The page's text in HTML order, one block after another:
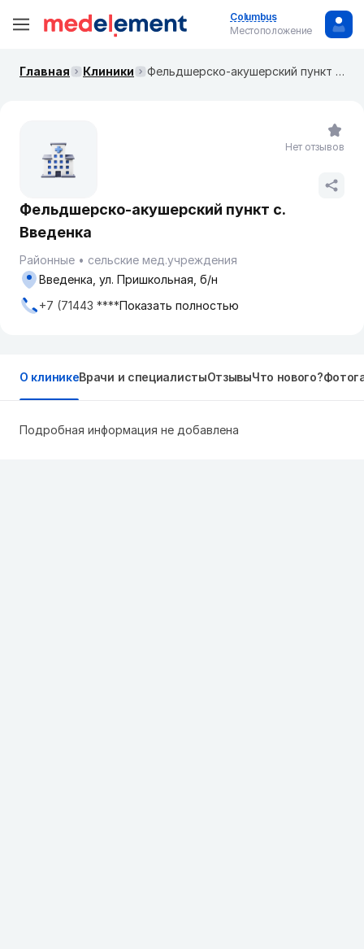
Columbus
Местоположение
Главная Клиники Фельдшерско-акушерский пункт с. Введенка
Фельдшерско-акушерский пункт с.
Введенка
Районные
сельские мед.учреждения
Введенка, ул. Пришкольная, б/н
+7 (71443 ****Показать полностью
Нет отзывов
О клиникеВрачи и специалистыОтзывыЧто нового?
Подробная информация не добавлена